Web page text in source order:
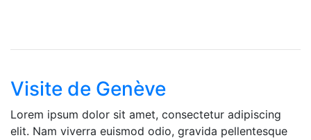
Visite de Genève
Lorem ipsum dolor sit amet, consectetur adipiscing
elit. Nam viverra euismod odio, gravida pellentesque